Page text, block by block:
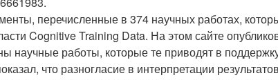
перечисленные в 374 научных работах,
Cognitive Training Data. На этом сайте
научные работы, которые те приводят в
что разногласие в интерпретации